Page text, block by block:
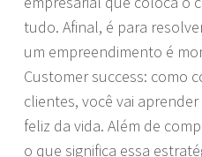
tudo. Afinal, é para
um empreendimento é
Customer success: como
clientes, você vai
feliz da vida. Além de
o que significa essa